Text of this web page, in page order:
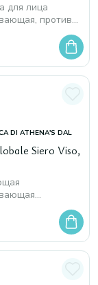
для лица
против
Q10 и
DI ATHENA'S DAL
Siero Viso,
кислотой